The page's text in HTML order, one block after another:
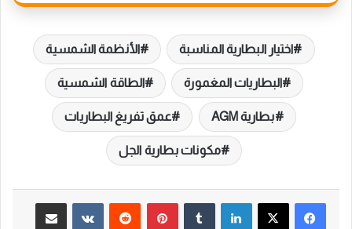
اختيار البطارية المناسبة الأنظمة الشمسية
البطاريات المغمورة الطاقة الشمسية
بطارية AGM عمق تفريغ البطاريات
مكونات بطارية الجل
لينكدإن بينتيريست مشاركة عبر البريد